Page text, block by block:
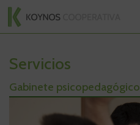
Koynos
Cooperativa
contenido
Centro
de
Educación
Especial:
Servicios
Gabinete psicopedagógico
la